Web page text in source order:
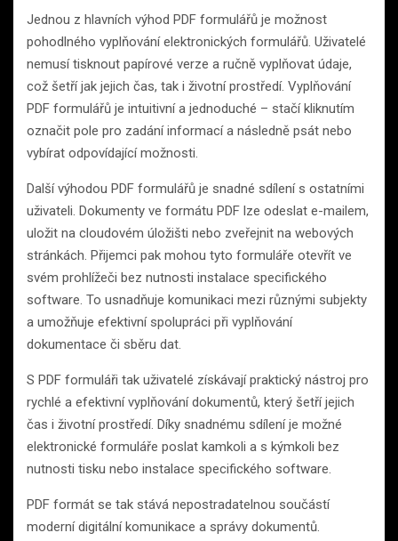
Jednou z hlavních výhod PDF formulářů je možnost
pohodlného vyplňování elektronických formulářů. Uživatelé
nemusí tisknout papírové verze a ručně vyplňovat údaje,
což šetří jak jejich čas, tak i životní prostředí. Vyplňování
PDF formulářů je intuitivní a jednoduché – stačí kliknutím
označit pole pro zadání informací a následně psát nebo
vybírat odpovídající možnosti.
Další výhodou PDF formulářů je snadné sdílení s ostatními
uživateli. Dokumenty ve formátu PDF lze odeslat e-mailem,
uložit na cloudovém úložišti nebo zveřejnit na webových
stránkách. Přijemci pak mohou tyto formuláře otevřít ve
svém prohlížeči bez nutnosti instalace specifického
software. To usnadňuje komunikaci mezi různými subjekty
a umožňuje efektivní spolupráci při vyplňování
dokumentace či sběru dat.
S PDF formuláři tak uživatelé získávají praktický nástroj pro
rychlé a efektivní vyplňování dokumentů, který šetří jejich
čas i životní prostředí. Díky snadnému sdílení je možné
elektronické formuláře poslat kamkoli a s kýmkoli bez
nutnosti tisku nebo instalace specifického software.
PDF formát se tak stává nepostradatelnou součástí
moderní digitální komunikace a správy dokumentů.